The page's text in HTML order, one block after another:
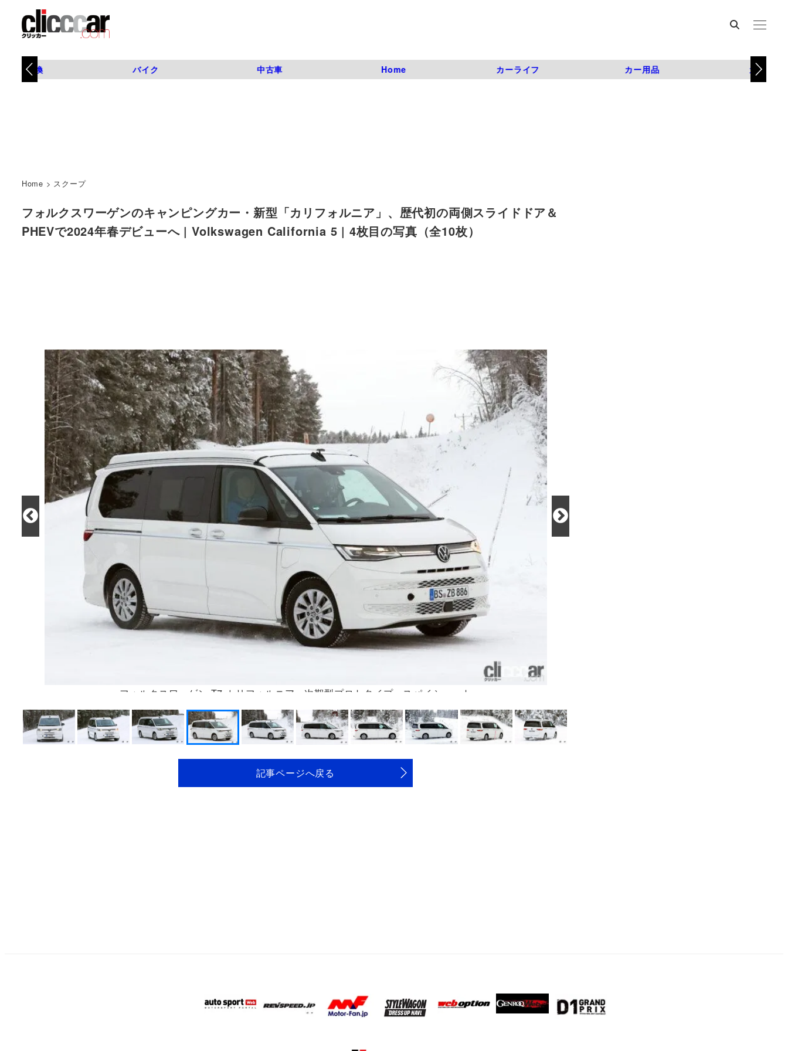
タイヤ交換 バイク 中古車 Home カーライフ カー用品 カスタム
Home > スクープ
フォルクスワーゲンのキャンピングカー・新型「カリフォルニア」、歴代初の両側スライドドア＆
PHEVで2024年春デビューへ | Volkswagen California 5 | 4枚目の写真（全10枚）
フォルクスワーゲン T7 カリフォルニア 次期型プロトタイプ スパイショット
記事ページへ戻る